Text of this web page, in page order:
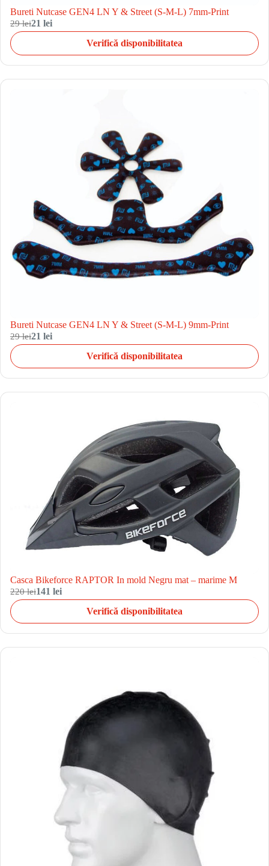
Bureti Nutcase GEN4 LN Y & Street (S-M-L) 7mm-Print
29 lei21 lei
Verifică disponibilitatea
Bureti Nutcase GEN4 LN Y & Street (S-M-L) 9mm-Print
29 lei21 lei
Verifică disponibilitatea
Casca Bikeforce RAPTOR In mold Negru mat – marime M
220 lei141 lei
Verifică disponibilitatea